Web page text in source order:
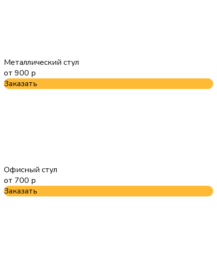
Металлический стул
от 900 р
Заказать
Офисный стул
от 700 р
Заказать